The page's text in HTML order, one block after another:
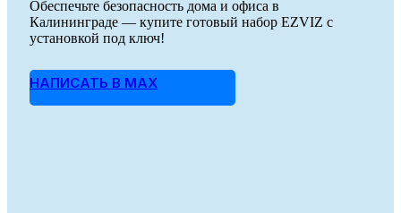
Обеспечьте безопасность дома и офиса в
Калининграде — купите готовый набор EZVIZ с
установкой под ключ!
НАПИСАТЬ В MAX